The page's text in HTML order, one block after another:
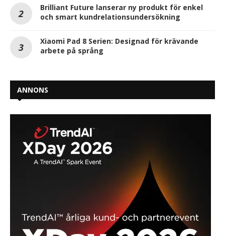
Brilliant Future lanserar ny produkt för enkel
och smart kundrelationsundersökning
Xiaomi Pad 8 Serien: Designad för krävande
arbete på språng
ANNONS